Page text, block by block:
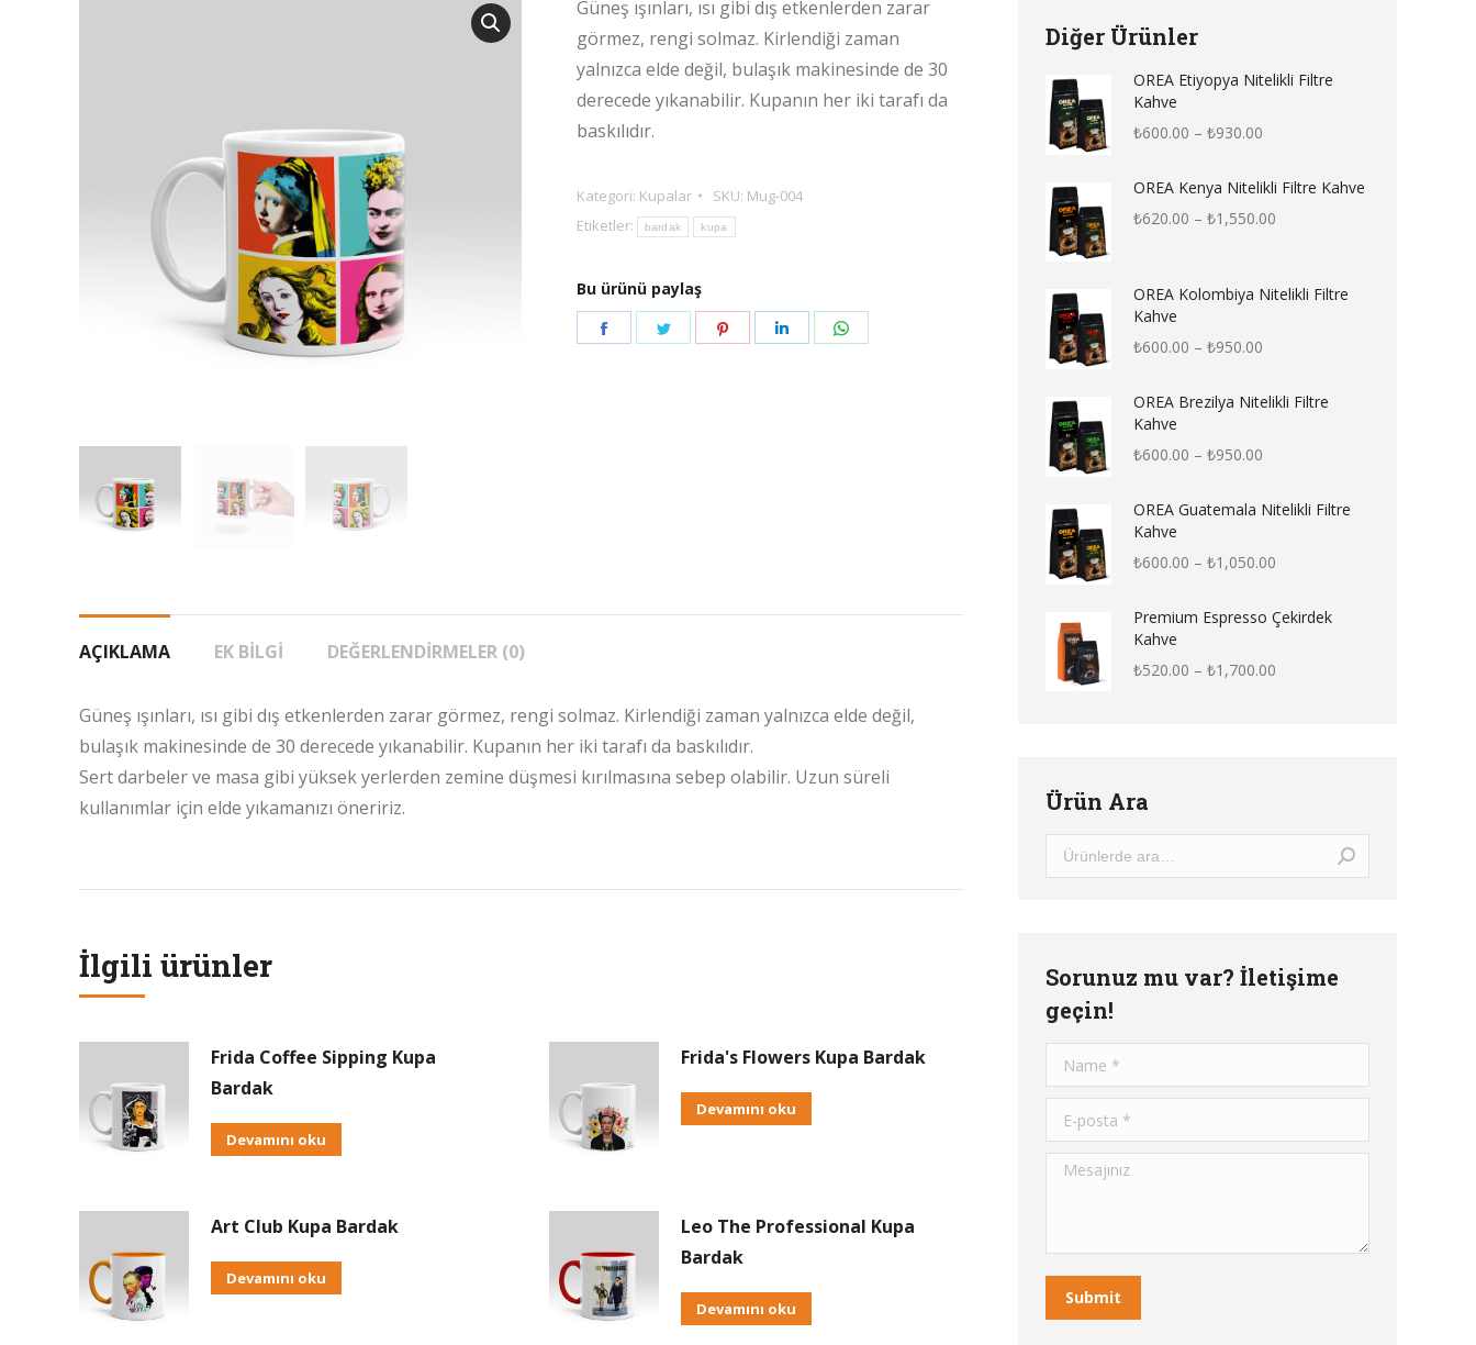
Güneş ışınları, ısı gibi dış etkenlerden zarar
görmez, rengi solmaz. Kirlendiği zaman
yalnızca elde değil, bulaşık makinesinde de 30
derecede yıkanabilir. Kupanın her iki tarafı da
baskılıdır.
Kategori: Kupalar SKU: Mug-004
Etiketler:
bardak kupa
Bu ürünü paylaş
Share Share
Share
Share Share
AÇIKLAMA EK BILGI DEĞERLENDIRMELER (0)
Güneş ışınları, ısı gibi dış etkenlerden zarar görmez, rengi solmaz. Kirlendiği zaman yalnızca elde değil,
bulaşık makinesinde de 30 derecede yıkanabilir. Kupanın her iki tarafı da baskılıdır.
Sert darbeler ve masa gibi yüksek yerlerden zemine düşmesi kırılmasına sebep olabilir. Uzun süreli
kullanımlar için elde yıkamanızı öneririz.
İlgili ürünler
Frida Coffee Sipping Kupa
Bardak
Devamını oku
Frida's Flowers Kupa Bardak
Devamını oku
Art Club Kupa Bardak
Devamını oku
Leo The Professional Kupa
Bardak
Devamını oku
Diğer Ürünler
OREA Etiyopya Nitelikli Filtre
Kahve
₺600.00 – ₺930.00
-
₺930.00
OREA Kenya Nitelikli Filtre Kahve
₺620.00 – ₺1,550.00
₺1,550.00
OREA Kolombiya Nitelikli Filtre
Kahve
₺600.00 – ₺950.00
-
OREA Brezilya Nitelikli Filtre
Kahve
₺600.00 – ₺950.00
-
OREA Guatemala Nitelikli Filtre
Kahve
₺600.00 – ₺1,050.00
-
Premium Espresso Çekirdek
Kahve
₺520.00 – ₺1,700.00
Ürün Ara
Sorunuz mu var? İletişime
geçin!
Mesajınız
Submit